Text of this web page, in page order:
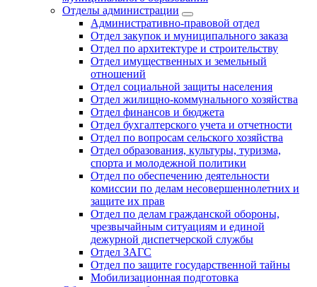
Отделы администрации
Административно-правовой отдел
Отдел закупок и муниципального заказа
Отдел по архитектуре и строительству
Отдел имущественных и земельный
отношений
Отдел социальной защиты населения
Отдел жилищно-коммунального хозяйства
Отдел финансов и бюджета
Отдел бухгалтерского учета и отчетности
Отдел по вопросам сельского хозяйства
Отдел образования, культуры, туризма,
спорта и молодежной политики
Отдел по обеспечению деятельности
комиссии по делам несовершеннолетних и
защите их прав
Отдел по делам гражданской обороны,
чрезвычайным ситуациям и единой
дежурной диспетчерской службы
Отдел ЗАГС
Отдел по защите государственной тайны
Мобилизационная подготовка